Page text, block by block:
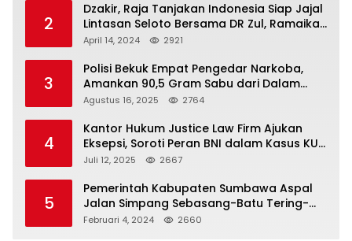
2
Dzakir, Raja Tanjakan Indonesia Siap Jajal
Lintasan Seloto Bersama DR Zul, Ramaikan
Trabas JAS #2 KSB
April 14, 2024 2921
3
Polisi Bekuk Empat Pengedar Narkoba,
Amankan 90,5 Gram Sabu dari Dalam
Mobil
Agustus 16, 2025 2764
4
Kantor Hukum Justice Law Firm Ajukan
Eksepsi, Soroti Peran BNI dalam Kasus KUR
Bawang Merah KCP Woha
Juli 12, 2025 2667
5
Pemerintah Kabupaten Sumbawa Aspal
Jalan Simpang Sebasang-Batu Tering-
Lito
Februari 4, 2024 2660